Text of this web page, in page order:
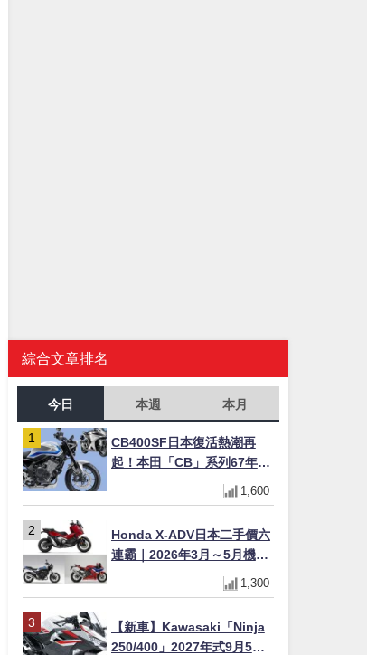
綜合文章排名
今日 本週 本月
CB400SF日本復活熱潮再
起！本田「CB」系列67年傳
奇解密 與CBR差異一次搞懂
1,600
Honda X-ADV日本二手價六
連霸｜2026年3月～5月機車
轉售排行榜 CBR1000RR-R
FIREBLADE SP首度躋身前
1,300
【新車】Kawasaki「Ninja
250/400」2027年式9月5日